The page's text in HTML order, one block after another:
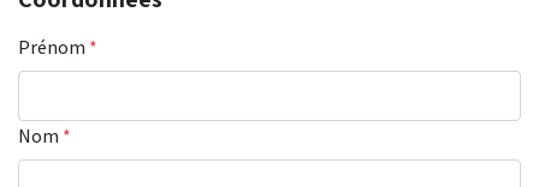
Prénom *
Nom *